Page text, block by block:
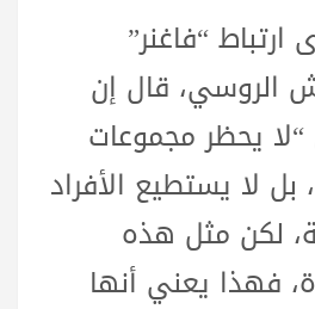
“فاغنر”
الروسي، قال إن
“لا يحظر مجموعات
لا يستطيع الأفراد
لكن مثل هذه
فهذا يعني أنها